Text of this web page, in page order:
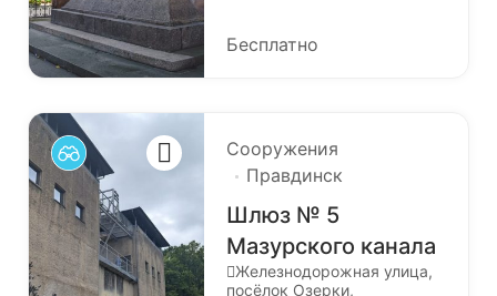
Бесплатно
Сооружения
Правдинск
Шлюз № 5
Мазурского канала
Железнодорожная улица,
посёлок Озерки,